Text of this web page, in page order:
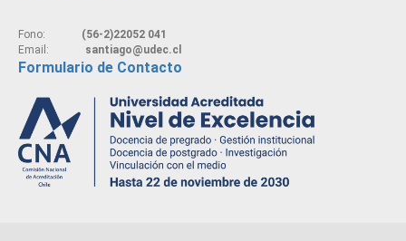
Fono:
(56-2)22052 041
Email:
santiago@udec.cl
Formulario de Contacto